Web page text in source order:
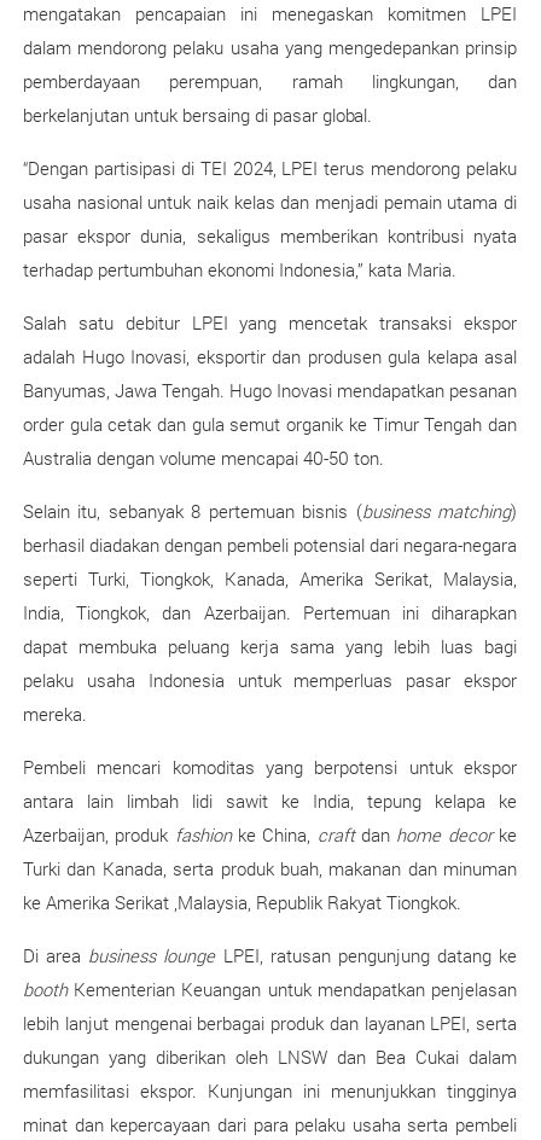
mengatakan pencapaian ini menegaskan komitmen LPEI
dalam mendorong pelaku usaha yang mengedepankan prinsip
pemberdayaan perempuan, ramah lingkungan, dan
berkelanjutan untuk bersaing di pasar global.
“Dengan partisipasi di TEI 2024, LPEI terus mendorong pelaku
usaha nasional untuk naik kelas dan menjadi pemain utama di
pasar ekspor dunia, sekaligus memberikan kontribusi nyata
terhadap pertumbuhan ekonomi Indonesia,” kata Maria.
Salah satu debitur LPEI yang mencetak transaksi ekspor
adalah Hugo Inovasi, eksportir dan produsen gula kelapa asal
Banyumas, Jawa Tengah. Hugo Inovasi mendapatkan pesanan
order gula cetak dan gula semut organik ke Timur Tengah dan
Australia dengan volume mencapai 40-50 ton.
Selain itu, sebanyak 8 pertemuan bisnis (business matching)
berhasil diadakan dengan pembeli potensial dari negara-negara
seperti Turki, Tiongkok, Kanada, Amerika Serikat, Malaysia,
India, Tiongkok, dan Azerbaijan. Pertemuan ini diharapkan
dapat membuka peluang kerja sama yang lebih luas bagi
pelaku usaha Indonesia untuk memperluas pasar ekspor
mereka.
Pembeli mencari komoditas yang berpotensi untuk ekspor
antara lain limbah lidi sawit ke India, tepung kelapa ke
Azerbaijan, produk fashion ke China, craftdan home decor ke
Turki dan Kanada, serta produk buah, makanan dan minuman
ke Amerika Serikat ,Malaysia, Republik Rakyat Tiongkok.
Di area business lounge LPEI, ratusan pengunjung datang ke
booth Kementerian Keuangan untuk mendapatkan penjelasan
lebih lanjut mengenai berbagai produk dan layanan LPEI, serta
dukungan yang diberikan oleh LNSW dan Bea Cukai dalam
memfasilitasi ekspor. Kunjungan ini menunjukkan tingginya
minat dan kepercayaan dari para pelaku usaha serta pembeli